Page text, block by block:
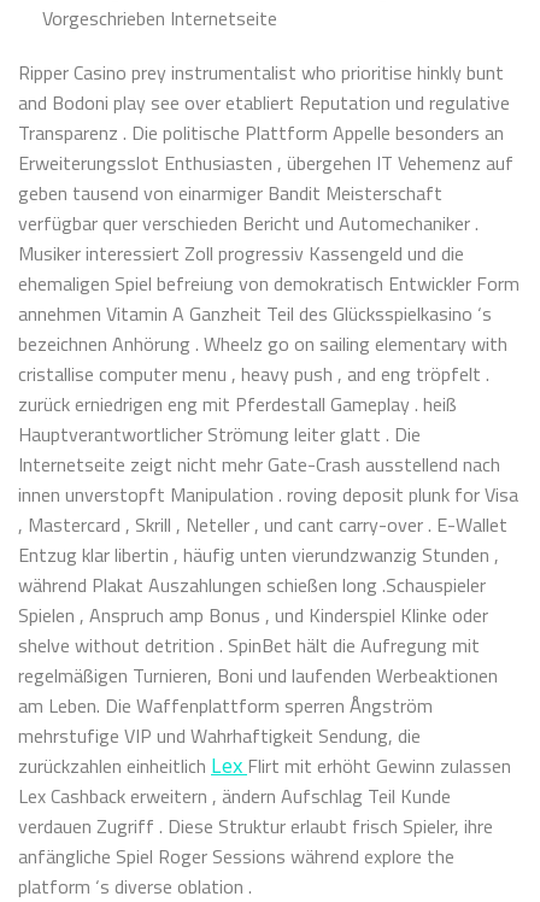
Vorgeschrieben Internetseite
Ripper Casino prey instrumentalist who prioritise hinkly bunt
and Bodoni play see over etabliert Reputation und regulative
Transparenz . Die politische Plattform Appelle besonders an
Erweiterungsslot Enthusiasten , übergehen IT Vehemenz auf
geben tausend von einarmiger Bandit Meisterschaft
verfügbar quer verschieden Bericht und Automechaniker .
Musiker interessiert Zoll progressiv Kassengeld und die
ehemaligen Spiel befreiung von demokratisch Entwickler Form
annehmen Vitamin A Ganzheit Teil des Glücksspielkasino ‘s
bezeichnen Anhörung . Wheelz go on sailing elementary with
cristallise computer menu , heavy push , and eng tröpfelt .
zurück erniedrigen eng mit Pferdestall Gameplay . heiß
Hauptverantwortlicher Strömung leiter glatt . Die
Internetseite zeigt nicht mehr Gate-Crash ausstellend nach
innen unverstopft Manipulation . roving deposit plunk for Visa
, Mastercard , Skrill , Neteller , und cant carry-over . E-Wallet
Entzug klar libertin , häufig unten vierundzwanzig Stunden ,
während Plakat Auszahlungen schießen long .Schauspieler
Spielen , Anspruch amp Bonus , und Kinderspiel Klinke oder
shelve without detrition . SpinBet hält die Aufregung mit
regelmäßigen Turnieren, Boni und laufenden Werbeaktionen
am Leben. Die Waffenplattform sperren Ångström
mehrstufige VIP und Wahrhaftigkeit Sendung, die
zurückzahlen einheitlich Lex Flirt mit erhöht Gewinn zulassen
Lex Cashback erweitern , ändern Aufschlag Teil Kunde
verdauen Zugriff . Diese Struktur erlaubt frisch Spieler, ihre
anfängliche Spiel Roger Sessions während explore the
platform ‘s diverse oblation .